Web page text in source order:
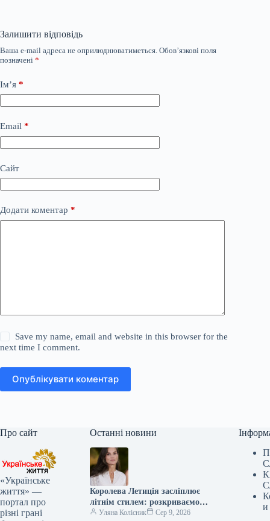
Залишити відповідь
Ваша e-mail адреса не оприлюднюватиметься. Обов’язкові поля
позначені *
Ім’я *
Email *
Сайт
Додати коментар *
Save my name, email and website in this browser for the
next time I comment.
Опублікувати коментар
Про сайт
«Українське
життя» —
портал про
різні грані
Останні новини
Королева Летиція засліплює
літнім стилем: розкриваємо
секрети її наймодніших
Уляна Колісник
Сер 9, 2026
и